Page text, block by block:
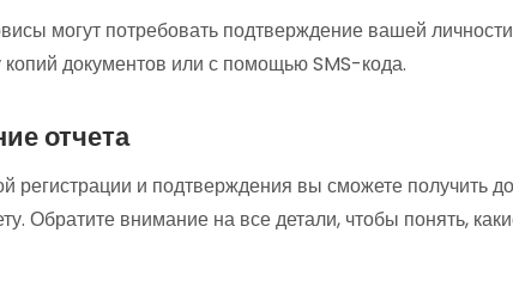
могут потребовать подтверждение вашей
копий документов или с помощью SMS-кода.
отчета
регистрации и подтверждения вы сможете получить
Обратите внимание на все детали, чтобы понять,